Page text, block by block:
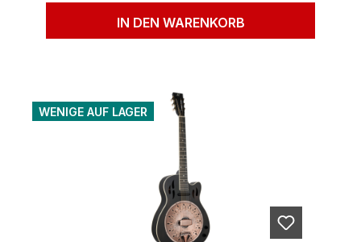
IN DEN WARENKORB
WENIGE AUF LAGER